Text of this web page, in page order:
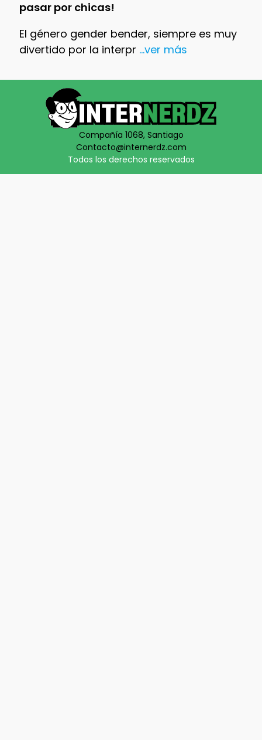
pasar por chicas!
El género gender bender, siempre es muy
divertido por la interpr ...ver más
Compañía 1068, Santiago
Contacto@internerdz.com
Todos los derechos reservados